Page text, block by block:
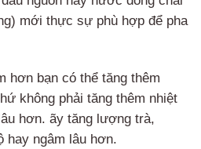
mới thực sự phù hợp để pha
hơn bạn có thể tăng thêm
không phải tăng thêm nhiệt
hơn. ãy tăng lượng trà,
hay ngâm lâu hơn.